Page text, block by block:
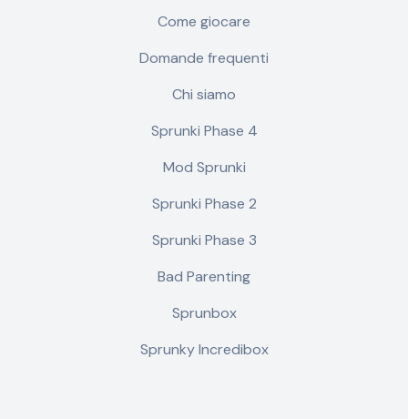
Come giocare
Domande frequenti
Chi siamo
Sprunki Phase 4
Mod Sprunki
Sprunki Phase 2
Sprunki Phase 3
Bad Parenting
Sprunbox
Sprunky Incredibox